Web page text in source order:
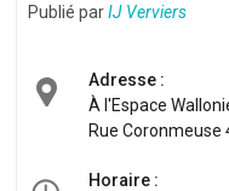
Publié par IJ Verviers
Adresse :
À l'Espace
Rue Coronmeuse
Horaire :